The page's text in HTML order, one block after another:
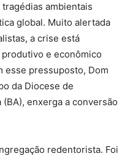
ambientais
global. Muito alertada
a crise está
e econômico
esse pressuposto, Dom
da Diocese de
enxerga a conversão
redentorista. Foi